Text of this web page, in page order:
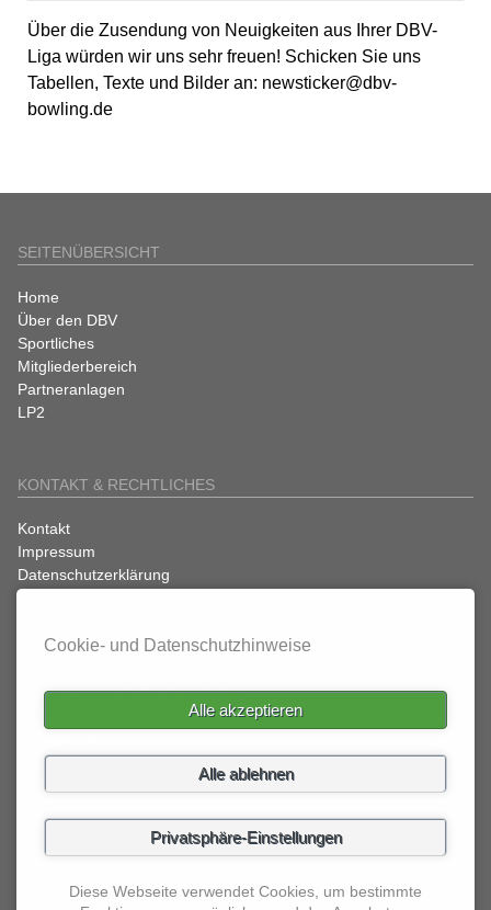
Über die Zusendung von Neuigkeiten aus Ihrer DBV-
Liga würden wir uns sehr freuen! Schicken Sie uns
Tabellen, Texte und Bilder an: newsticker@dbv-
bowling.de
SEITENÜBERSICHT
Navigation
überspringen
Home
Über den DBV
Sportliches
Mitgliederbereich
Partneranlagen
LP2
KONTAKT & RECHTLICHES
Navigation
überspringen
Kontakt
Impressum
Datenschutzerklärung
SATZUNGEN
Rechts- und Verfahrensordnung
Cookie- und Datenschutzhinweise
Alle akzeptieren
Alle ablehnen
Privatsphäre-Einstellungen
Diese Webseite verwendet Cookies, um bestimmte